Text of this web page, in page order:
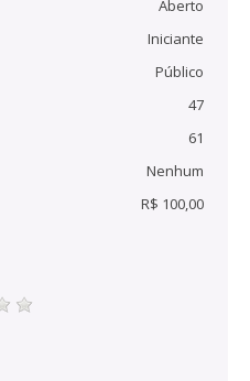
Aberto
Iniciante
Público
47
61
Nenhum
R$ 100,00